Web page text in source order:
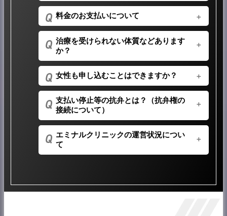
好みに合わせたアドバイスを行います。
程度には個人差もありますが、副作用がありま
す。脂肪吸収を阻害するものですと、便意切迫、
排便回数の増加、排便コントロール不良、油性便
または脂肪便、油状の排泄物などです。
料金のお支払いについて
現金だけでなく、クレジットカード（一括、分
割）や医療ローン（最大60分割、ボーナス併用払
も可能）をご利用いただけます。
ください。
カウンセリング当日にご契約いただいた場合の限
定料金もございます。
治療を受けられない体質などあります
か？
内服薬の場合ですと、慢性吸収不良、胆のう障害
の場合や、アレルギーの種類によっては受けるこ
とができません。
医療施術については、糖尿合併症、高血圧症、施
術部位の皮膚の状態・金属糸やプレートの有無、
心臓の疾患、ケロイド体質などいくつか禁忌事項
がございますので体質に関することは問診時にお
申し出ください。
女性も申し込むことはできますか？
はい、大丈夫です。エミナルクリニックは、レデ
ィース専用とメンズ専用の両方ございます。お気
軽にカウンセリングにお越しください。
支払い停止等の抗弁とは？（抗弁権の
接続について）
事業者の倒産などにより、それ以降の役務（施
術）の提供を受けられなくなった場合、お客様は
クレジット会社などからの代金請求に対し、お支
医療ローンやクレジットカードの分割払いは分割
エミナルクリニックの運営状況につい
て
す。複数の金融機関と提携を継続できていること
が、当院の企業としての安心感・信用力につなが